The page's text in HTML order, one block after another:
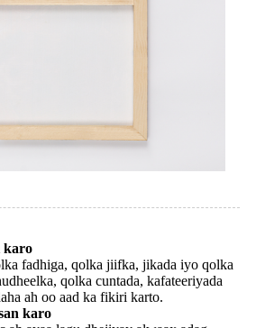
karo
fadhiga, qolka jiifka, jikada iyo qolka
qolka cuntada, kafateeriyada
ah oo aad ka fikiri karto.
karo